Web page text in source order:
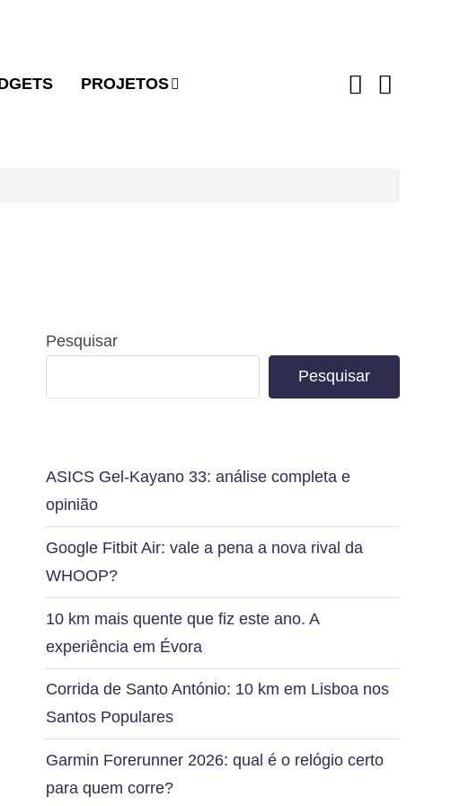
PROJETOS
Pesquisar
Pesquisar
ASICS Gel-Kayano 33: análise completa e
opinião
Google Fitbit Air: vale a pena a nova rival da
WHOOP?
10 km mais quente que fiz este ano. A
experiência em Évora
Corrida de Santo António: 10 km em Lisboa nos
Santos Populares
Garmin Forerunner 2026: qual é o relógio certo
para quem corre?